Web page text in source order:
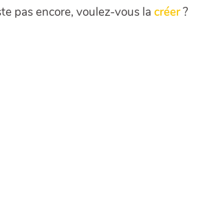
pas encore, voulez-vous la créer?